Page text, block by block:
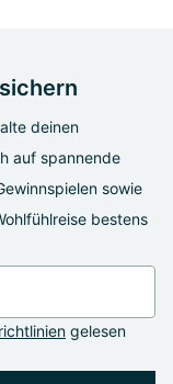
deinen
auf spannende
sowie
bestens
gelesen